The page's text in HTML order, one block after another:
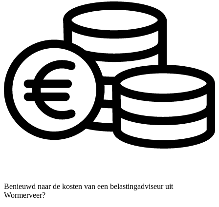
Benieuwd naar de kosten van een belastingadviseur uit
Wormerveer?